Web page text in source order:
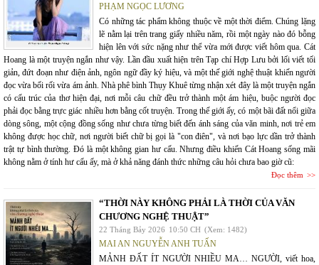
PHẠM NGỌC LƯƠNG
Có những tác phẩm không thuộc về một thời điểm. Chúng lặng
lẽ nằm lại trên trang giấy nhiều năm, rồi một ngày nào đó bỗng
hiện lên với sức nặng như thể vừa mới được viết hôm qua. Cát
Hoang là một truyện ngắn như vậy. Lần đầu xuất hiện trên Tạp chí Hợp Lưu bởi lối viết tối
giản, đứt đoạn như điện ảnh, ngôn ngữ đầy ký hiệu, và một thế giới nghệ thuật khiến người
đọc vừa bối rối vừa ám ảnh. Nhà phê bình Thụy Khuê từng nhận xét đây là một truyện ngắn
có cấu trúc của thơ hiện đại, nơi mỗi câu chữ đều trở thành một ám hiệu, buộc người đọc
phải đọc bằng trực giác nhiều hơn bằng cốt truyện. Trong thế giới ấy, có một bãi đất nổi giữa
dòng sông, một cộng đồng sống như chưa từng biết đến ánh sáng của văn minh, nơi trẻ em
không được học chữ, nơi người biết chữ bị gọi là "con điên", và nơi bạo lực dần trở thành
trật tự bình thường. Đó là một không gian hư cấu. Nhưng điều khiến Cát Hoang sống mãi
không nằm ở tính hư cấu ấy, mà ở khả năng đánh thức những câu hỏi chưa bao giờ cũ:
Đọc thêm
“THỜI NÀY KHÔNG PHẢI LÀ THỜI CỦA VĂN
CHƯƠNG NGHỆ THUẬT”
22 Tháng Bảy 2026 10:50 CH (Xem: 1482)
MAI AN NGUYỄN ANH TUẤN
MẢNH ĐẤT ÍT NGƯỜI NHIỀU MA… NGƯỜI, viết hoa,